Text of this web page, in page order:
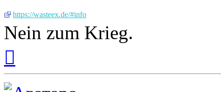
https://wasteex.de/#info
Nein zum Krieg.
началу